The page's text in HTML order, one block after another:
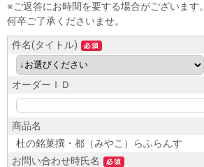
※ご返答にお時間を要する場合がございます。
何卒ご了承くださいませ。
件名(タイトル)
オーダーＩＤ
商品名
杜の銘菓撰・都（みやこ）らふらんす
お問い合わせ時氏名